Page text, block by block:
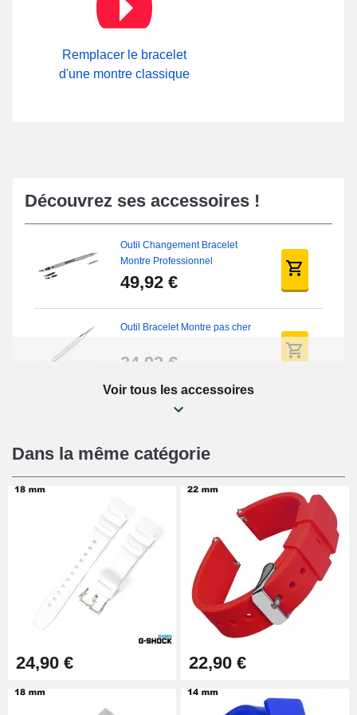
Remplacer le bracelet
d'une montre classique
Découvrez ses accessoires !
Outil Changement Bracelet
Montre Professionnel
49,92 €
Outil Bracelet Montre pas cher
34,92 €
Kit Réparation Montre Débutant
16,90 €
Pied à Coulisse Numérique
9,90 €
Kit Horlogerie Débutant
Boîte Pompe Bracelet Montre -
Diamètre 1,50 mm - 8 à 25 mm
Voir tous les accessoires
Dans la même catégorie
24,90 € 22,90 €